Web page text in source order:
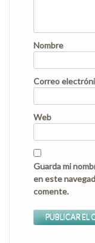
Nombre
Correo
Web
Guarda mi
en este
comente.